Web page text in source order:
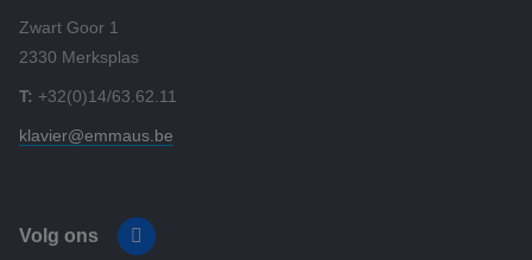
Zwart Goor 1
2330 Merksplas
T: +32(0)14/63.62.11
klavier@emmaus.be
Volg ons Facebook